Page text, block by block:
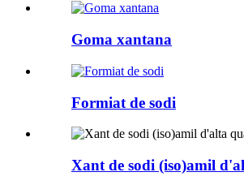
Goma xantana
Formiat de sodi
Xant de sodi (iso)amil